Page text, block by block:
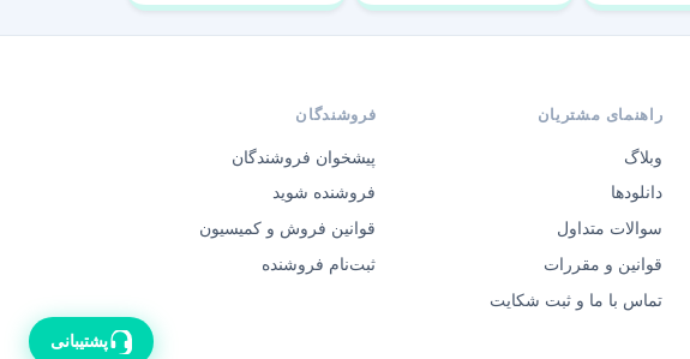
راهنمای مشتریان
وبلاگ
دانلودها
سوالات متداول
قوانین و مقررات
تماس با ما و ثبت شکایت
فروشندگان
پیشخوان فروشندگان
فروشنده شوید
قوانین فروش و کمیسیون
ثبت‌نام فروشنده
پشتیبانی